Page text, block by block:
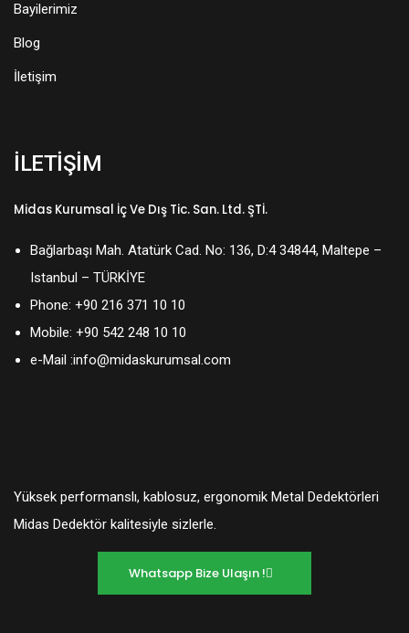
Yüksek performanslı, kablosuz, ergonomik Metal Dedektörleri
Midas Dedektör kalitesiyle sizlerle.
Whatsapp Bize Ulaşın !
İLETİŞİM
Midas Kurumsal İç Ve Dış Tic. San. Ltd. ŞTİ.
Bağlarbaşı Mah. Atatürk Cad. No: 136, D:4 34844, Maltepe –
Istanbul – TÜRKİYE
Phone: +90 216 371 10 10
Mobile: +90 542 248 10 10
e-Mail :info@midaskurumsal.com
Bayilerimiz
Blog
İletişim